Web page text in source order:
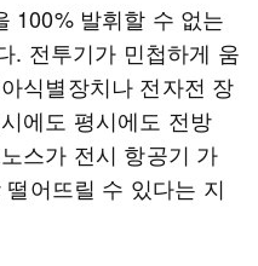
100% 발휘할 수 없는
. 전투기가 민첩하게 움
식별장치나 전자전 장
에도 평시에도 전방
스가 전시 항공기 가
어뜨릴 수 있다는 지